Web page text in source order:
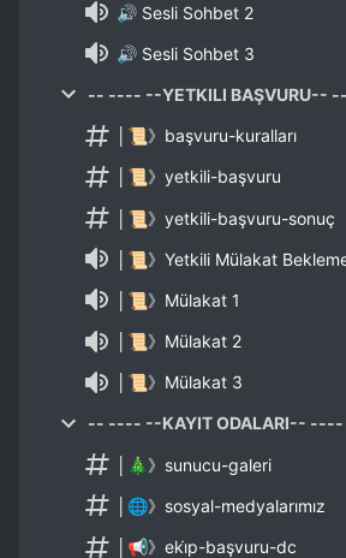
🔊 Sesli Sohbet 2
🔊 Sesli Sohbet 3
-- ---- --YETKILI BAŞVURU--
│📜》başvuru-kuralları
│📜》yetkili-başvuru
│📜》yetkili-başvuru-sonuç
│📜》Yetkili Mülakat
│📜》Mülakat 1
│📜》Mülakat 2
│📜》Mülakat 3
-- ---- --KAYIT ODALARI--
│🎄》sunucu-galeri
│🌐》sosyal-medyalarımız
│📢》eki̇p-başvuru-dc